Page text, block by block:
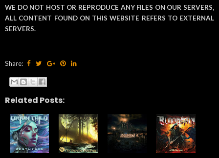
WE DO NOT HOST OR REPRODUCE ANY FILES ON OUR SERVERS,
ALL CONTENT FOUND ON THIS WEBSITE REFERS TO EXTERNAL
SERVERS.
Share:
Related Posts: